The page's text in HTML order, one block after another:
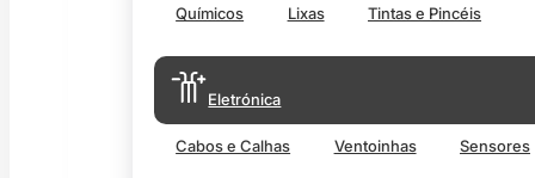
Químicos Lixas Tintas e Pincéis
Eletrónica
Cabos e Calhas Ventoinhas Sensores